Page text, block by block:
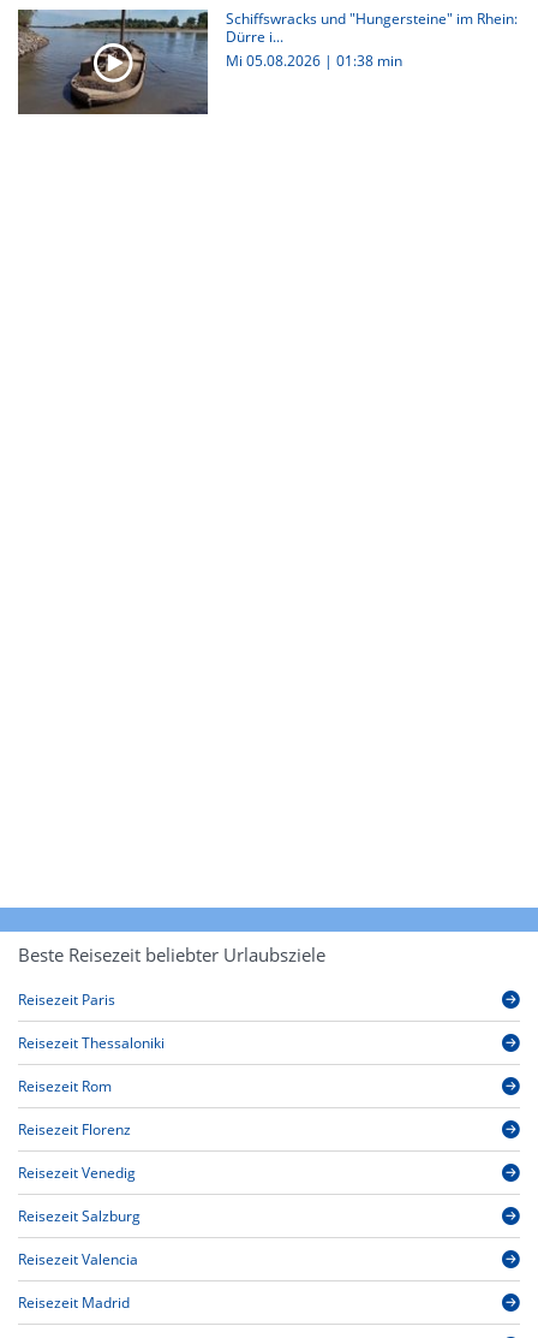
Schiffswracks und "Hungersteine" im Rhein:
Dürre i...
Mi 05.08.2026 | 01:38 min
Beste Reisezeit beliebter Urlaubsziele
Reisezeit Paris
Reisezeit Thessaloniki
Reisezeit Rom
Reisezeit Florenz
Reisezeit Venedig
Reisezeit Salzburg
Reisezeit Valencia
Reisezeit Madrid